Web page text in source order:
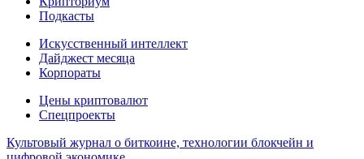
Подкасты
Искусственный интеллект
Дайджест месяца
Корпораты
Цены криптовалют
Спецпроекты
Культовый журнал о биткоине, технологии блокчейн и